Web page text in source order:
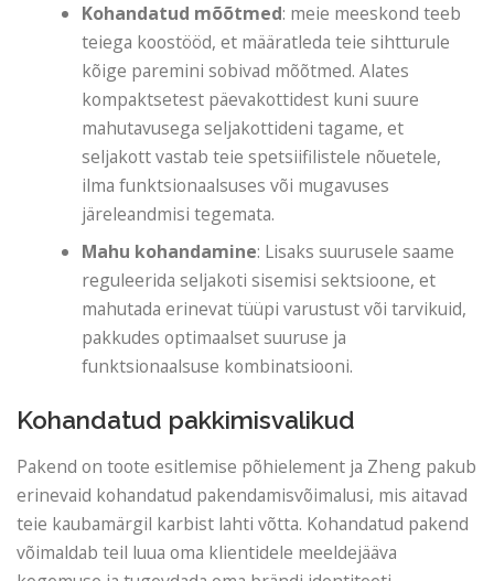
Kohandatud mõõtmed: meie meeskond teeb
teiega koostööd, et määratleda teie sihtturule
kõige paremini sobivad mõõtmed. Alates
kompaktsetest päevakottidest kuni suure
mahutavusega seljakottideni tagame, et
seljakott vastab teie spetsiifilistele nõuetele,
ilma funktsionaalsuses või mugavuses
järeleandmisi tegemata.
Mahu kohandamine: Lisaks suurusele saame
reguleerida seljakoti sisemisi sektsioone, et
mahutada erinevat tüüpi varustust või tarvikuid,
pakkudes optimaalset suuruse ja
funktsionaalsuse kombinatsiooni.
Kohandatud pakkimisvalikud
Pakend on toote esitlemise põhielement ja Zheng pakub
erinevaid kohandatud pakendamisvõimalusi, mis aitavad
teie kaubamärgil karbist lahti võtta. Kohandatud pakend
võimaldab teil luua oma klientidele meeldejääva